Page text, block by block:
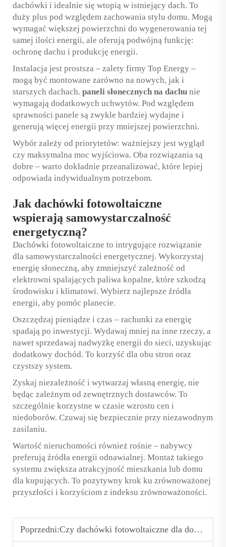
dachówki i idealnie się wtopią w istniejący dach. To
duży plus pod względem zachowania stylu domu. Mogą
wymagać większej powierzchni do wygenerowania tej
samej ilości energii, ale oferują podwójną funkcję:
ochronę dachu i produkcję energii.
Instalacja jest prostsza – zalety firmy Top Energy –
mogą być montowane zarówno na nowych, jak i
starszych dachach. paneli słonecznych na dachu nie
wymagają dodatkowych uchwytów. Pod względem
sprawności panele są zwykle bardziej wydajne i
generują więcej energii przy mniejszej powierzchni.
Wybór zależy od priorytetów: ważniejszy jest wygląd
czy maksymalna moc wyjściowa. Oba rozwiązania są
dobre – warto dokładnie przeanalizować, które lepiej
odpowiada indywidualnym potrzebom.
Jak dachówki fotowoltaiczne
wspierają samowystarczalność
energetyczną?
Dachówki fotowoltaiczne to intrygujące rozwiązanie
dla samowystarczalności energetycznej. Wykorzystaj
energię słoneczną, aby zmniejszyć zależność od
elektrowni spalających paliwa kopalne, które szkodzą
środowisku i klimatowi. Wybierz najlepsze źródła
energii, aby pomóc planecie.
Oszczędzaj pieniądze i czas – rachunki za energię
spadają po inwestycji. Wydawaj mniej na inne rzeczy, a
nawet sprzedawaj nadwyżkę energii do sieci, uzyskując
dodatkowy dochód. To korzyść dla obu stron oraz
czystszy system.
Zyskaj niezależność i wytwarzaj własną energię, nie
będąc zależnym od zewnętrznych dostawców. To
szczególnie korzystne w czasie wzrostu cen i
niedoborów. Czuwaj się bezpiecznie przy niezawodnym
zasilaniu.
Wartość nieruchomości również rośnie – nabywcy
preferują źródła energii odnawialnej. Montaż takiego
systemu zwiększa atrakcyjność mieszkania lub domu
dla kupujących. To pozytywny krok ku zrównoważonej
przyszłości i korzyściom z indeksu zrównoważoności.
Poprzedni:Czy dachówki fotowoltaiczne dla domów są naprawdę opłacalne dla przeciętnych rodzin?